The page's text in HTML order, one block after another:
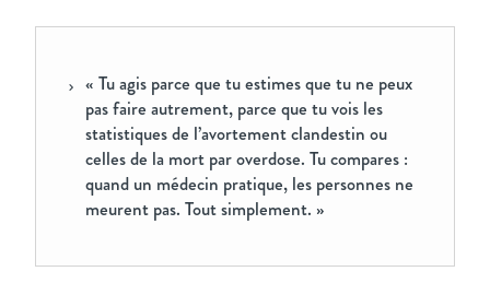
« Tu agis parce que tu estimes que tu ne peux
pas faire autrement, parce que tu vois les
statistiques de l’avortement clandestin ou
celles de la mort par overdose. Tu compares :
quand un médecin pratique, les personnes ne
meurent pas. Tout simplement. »